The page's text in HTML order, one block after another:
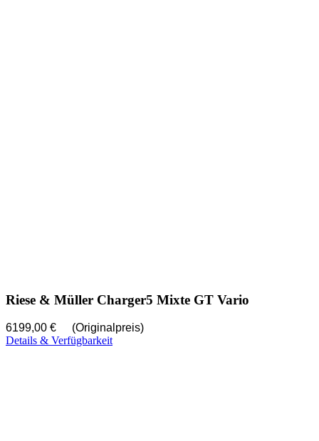
Riese & Müller Charger5 Mixte GT Vario
6199,00 €
(Originalpreis)
Details & Verfügbarkeit